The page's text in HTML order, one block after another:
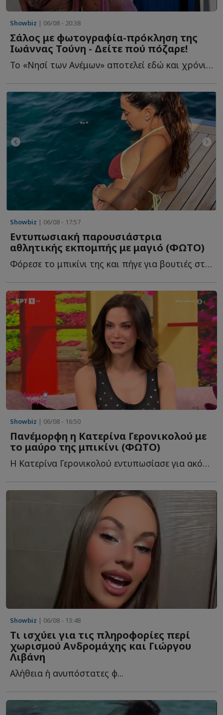
Showbiz | 06/08 - 20:38
Σάλος με φωτογραφία-πρόκληση της
Ιωάννας Τούνη - Δείτε πού πόζαρε!
Το «Νησί των Ανέμων» αποτελεί εδώ και χρόνια έναν από τ...
Showbiz | 06/08 - 17:57
Εντυπωσιακή παρουσιάστρια
αθλητικής εκπομπής με μαγιό (ΦΩΤΟ)
Φόρεσε το μπικίνι της και πήγε για βουτιές στη Σαρδηνία, ό...
Showbiz | 06/08 - 16:50
Πανέμορφη η Κατερίνα Γερονικολού με
το μαύρο της μπικίνι (ΦΩΤΟ)
Η Κατερίνα Γερονικολού εντυπωσίασε για ακόμη μία φορά μ...
Showbiz | 06/08 - 13:48
Τι ισχύει για τις πληροφορίες περί
χωρισμού Ανδρομάχης και Γιώργου
Λιβάνη
Αλήθεια ή ανυπόστατες φ...